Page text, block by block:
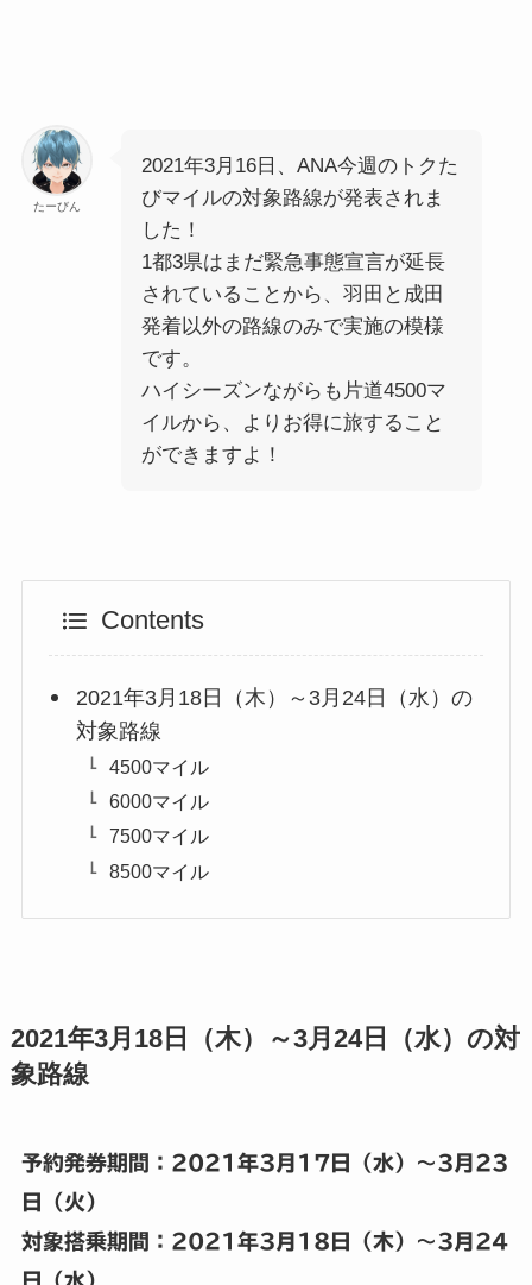
たーびん
2021年3月16日、ANA今週のトクた
びマイルの対象路線が発表されま
した！
1都3県はまだ緊急事態宣言が延長
されていることから、羽田と成田
発着以外の路線のみで実施の模様
です。
ハイシーズンながらも片道4500マ
イルから、よりお得に旅すること
ができますよ！
Contents
2021年3月18日（木）～3月24日（水）の
対象路線
4500マイル
6000マイル
7500マイル
8500マイル
2021年3月18日（木）～3月24日（水）の対
象路線
予約発券期間：2021年3月17日（水）～3月23
日（火）
対象搭乗期間：2021年3月18日（木）～3月24
日（水）